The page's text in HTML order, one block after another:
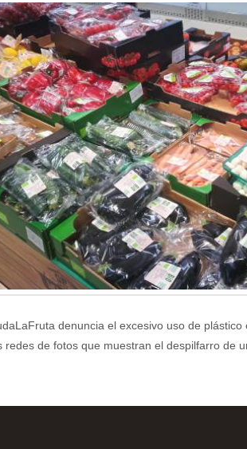
denuncia el excesivo uso de
redes de fotos que muestran el despilfarro de